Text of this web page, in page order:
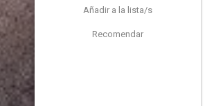
Añadir a la lista/s
Recomendar